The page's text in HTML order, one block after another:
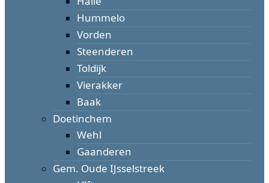
Hummelo
Vorden
Steenderen
Toldijk
Vierakker
Baak
Doetinchem
Wehl
Gaanderen
Gem. Oude IJsselstreek